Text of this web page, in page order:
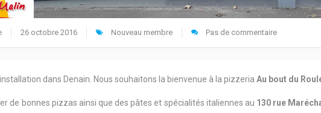
26 octobre 2016 Nouveau membre Pas de commentaire
dans Denain. Nous souhaitons la bienvenue à la pizzeria Au bout du
de bonnes pizzas ainsi que des pâtes et spécialités italiennes au 130 rue